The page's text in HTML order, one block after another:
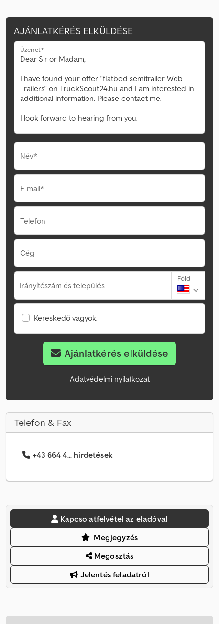
AJÁNLATKÉRÉS ELKÜLDÉSE
Üzenet*
Név*
E-mail*
Telefon
Cég
Irányítószám és település
Föld
Kereskedő vagyok.
Ajánlatkérés elküldése
Adatvédelmi nyilatkozat
Telefon & Fax
+43 664 4... hirdetések
Kapcsolatfelvétel az eladóval
Megjegyzés
Megosztás
Jelentés feladatról